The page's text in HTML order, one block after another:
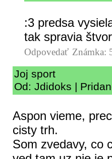
:3 predsa
tak spravia
Odpovedať Známka:
Joj sport
Od: Jdidoks |
Aspon vieme,
cisty trh.
Som zvedavy, co